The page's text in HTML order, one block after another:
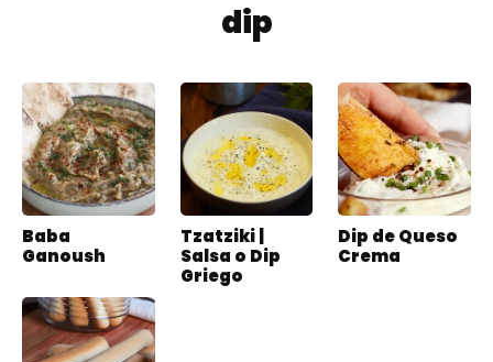
dip
Baba
Ganoush
Tzatziki |
Salsa o Dip
Griego
Dip de Queso
Crema